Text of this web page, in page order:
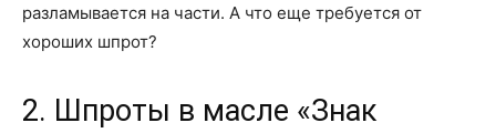
разламывается на части. А что еще требуется от
хороших шпрот?
2. Шпроты в масле «Знак